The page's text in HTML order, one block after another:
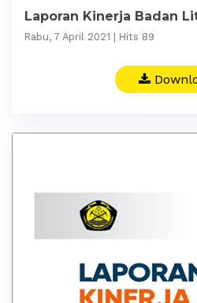
Laporan Kinerja Badan
Rabu, 7 April 2021 | Hits 89